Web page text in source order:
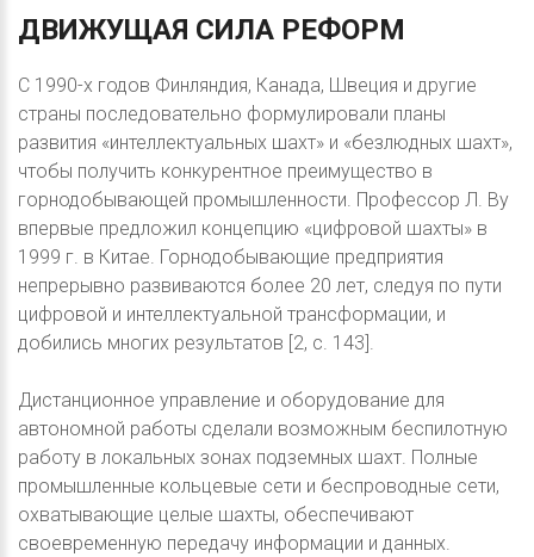
ДВИЖУЩАЯ СИЛА РЕФОРМ
С 1990-х годов Финляндия, Канада, Швеция и другие
страны последовательно формулировали планы
развития «интеллектуальных шахт» и «безлюдных шахт»,
чтобы получить конкурентное преимущество в
горнодобывающей промышленности. Профессор Л. Ву
впервые предложил концепцию «цифровой шахты» в
1999 г. в Китае. Горнодобывающие предприятия
непрерывно развиваются более 20 лет, следуя по пути
цифровой и интеллектуальной трансформации, и
добились многих результатов [2, с. 143].
Дистанционное управление и оборудование для
автономной работы сделали возможным беспилотную
работу в локальных зонах подземных шахт. Полные
промышленные кольцевые сети и беспроводные сети,
охватывающие целые шахты, обеспечивают
своевременную передачу информации и данных.